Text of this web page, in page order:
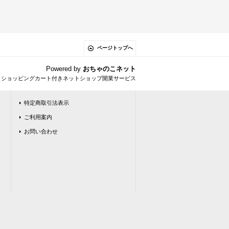
ページトップへ
Powered by おちゃのこネット
ョッピングカート付きネットショップ開業サービス
特定商取引法表示
ご利用案内
お問い合わせ